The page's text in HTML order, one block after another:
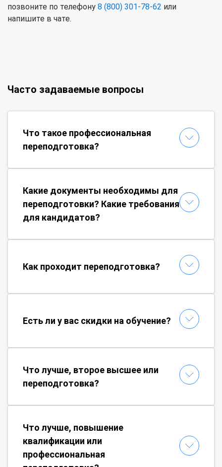
позвоните по телефону 8 (800) 301-78-62 или
напишите в чате.
Часто задаваемые вопросы
Что такое профессиональная
переподготовка?
Какие документы необходимы для
переподготовки? Какие требования
для кандидатов?
Как проходит переподготовка?
Есть ли у вас скидки на обучение?
Что лучше, второе высшее или
переподготовка?
Что лучше, повышение
квалификации или
профессиональная